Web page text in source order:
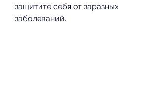
защитите себя от заразных
заболеваний.